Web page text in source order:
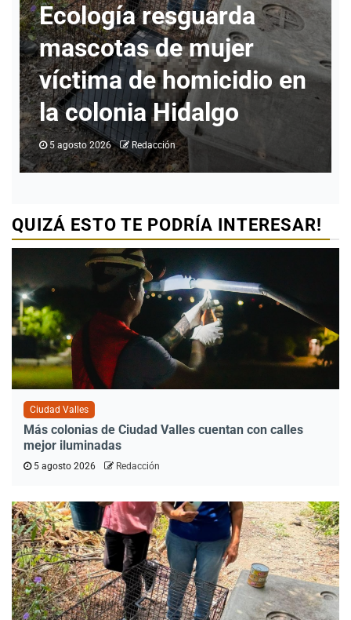
INMUVI da inicio a
labores con atención a
ciudadanos y revisión de
programas
5 agosto 2026 Redacción
QUIZÁ ESTO TE PODRÍA INTERESAR!
Ciudad Valles
Más colonias de Ciudad Valles cuentan con calles
mejor iluminadas
5 agosto 2026 Redacción